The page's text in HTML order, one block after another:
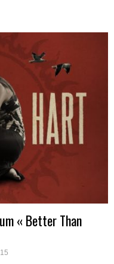
« Better Than